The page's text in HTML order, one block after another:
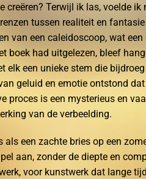
creëren? Terwijl ik las, voelde
tussen realiteit en
van een caleidoscoop, wat
boek had uitgelezen, bleef
elk een unieke stem die
geluid en emotie ontstond
proces is een mysterieus en
van de verbeelding.
een zachte bries op een
aan, zonder de diepte en
voor kunstwerk dat lange